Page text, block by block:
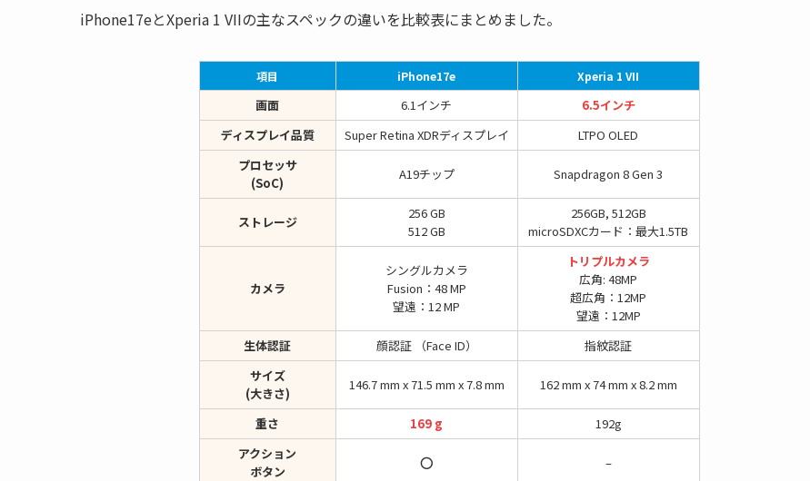
iPhone17eとXperia 1 VIIの主なスペックの違いを比較表にまとめました。
項目 iPhone17e Xperia 1 VII
画面 6.1インチ
6.5インチ
ディスプレイ品質
Super Retina XDRディスプレイ
LTPO OLED
プロセッサ
(SoC)
A19チップ Snapdragon 8 Gen 3
ストレージ
256 GB
512 GB
256GB, 512GB
microSDXCカード：最大1.5TB
カメラ
シングルカメラ
Fusion：48 MP
望遠：12 MP
トリプルカメラ
広角: 48MP
超広角：12MP
望遠：12MP
生体認証
顔認証 （Face ID）
指紋認証
サイズ
(大きさ)
146.7 mm x 71.5 mm x 7.8 mm 162 mm x 74 mm x 8.2 mm
重さ 169 g
192g
アクション
ボタン
⭕ –